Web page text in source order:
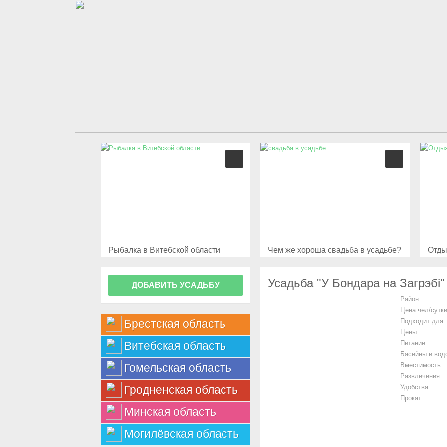
Перейти к основному содержанию
Рыбалка в Витебской области Чем же хороша свадьба в усадьбе?
Усадьба "У Бондара на Загрэбі"
Район:
Цена чел/
Подходит для:
Цены:
Питание:
Басейны и
Вместимость:
Развлечения:
Удобства:
Прокат:
ДОБАВИТЬ УСАДЬБУ
Брестская область
Витебская область
Гомельская область
Гродненская область
Минская область
Могилёвская область